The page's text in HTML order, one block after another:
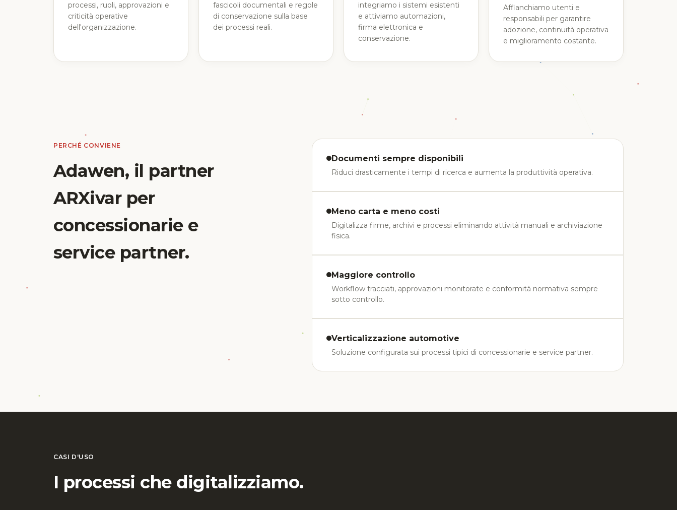
processi, ruoli, approvazioni e
criticità operative
dell'organizzazione.
fascicoli documentali e regole
di conservazione sulla base
dei processi reali.
integriamo i sistemi esistenti
e attiviamo automazioni,
firma elettronica e
conservazione.
Affianchiamo utenti e
responsabili per garantire
adozione, continuità operativa
e miglioramento costante.
PERCHÉ CONVIENE
Adawen, il partner
ARXivar per
concessionarie e
service partner.
Documenti sempre disponibili
Riduci drasticamente i tempi di ricerca e aumenta la produttività operativa.
Meno carta e meno costi
Digitalizza firme, archivi e processi eliminando attività manuali e archiviazione
fisica.
Maggiore controllo
Workflow tracciati, approvazioni monitorate e conformità normativa sempre
sotto controllo.
Verticalizzazione automotive
Soluzione configurata sui processi tipici di concessionarie e service partner.
CASI D'USO
I processi che digitalizziamo.